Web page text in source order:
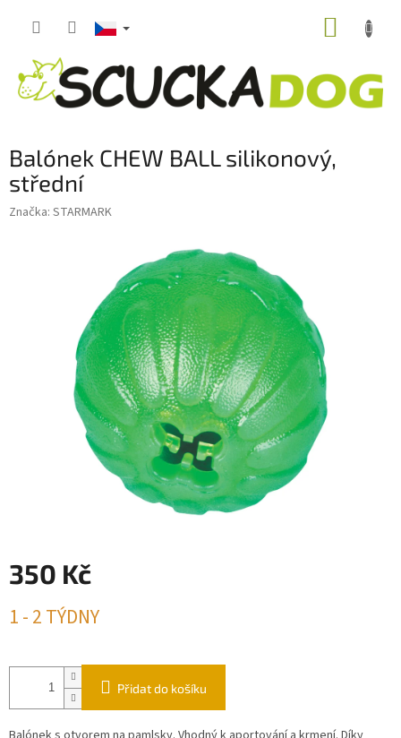
Balónek CHEW BALL silikonový,
střední
Značka: STARMARK
350 Kč
cena:
1 - 2 TÝDNY
Přidat do košíku